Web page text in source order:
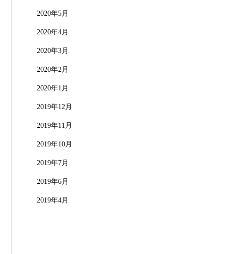
2020年5月
2020年4月
2020年3月
2020年2月
2020年1月
2019年12月
2019年11月
2019年10月
2019年7月
2019年6月
2019年4月